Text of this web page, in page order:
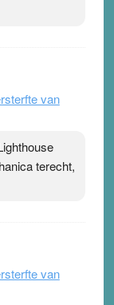
van
terecht,
van